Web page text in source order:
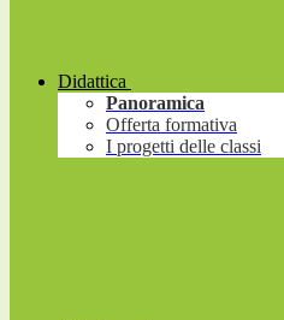
Didattica
Panoramica
Offerta formativa
I progetti delle classi